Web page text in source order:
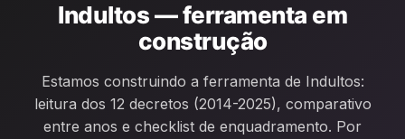
Indultos — ferramenta em
construção
Estamos construindo a ferramenta de Indultos:
leitura dos 12 decretos (2014-2025), comparativo
entre anos e checklist de enquadramento. Por